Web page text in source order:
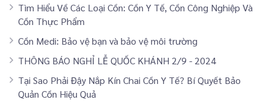
Tìm Hiểu Về Các Loại Cồn: Cồn Y Tế, Cồn Công Nghiệp Và
Cồn Thực Phẩm
Cồn Medi: Bảo vệ bạn và bảo vệ môi trường
THÔNG BÁO NGHỈ LỄ QUỐC KHÁNH 2/9 - 2024
Tại Sao Phải Đậy Nắp Kín Chai Cồn Y Tế? Bí Quyết Bảo
Quản Cồn Hiệu Quả